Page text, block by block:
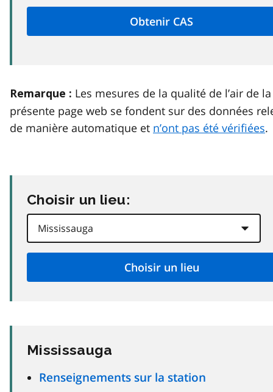
Remarque : Les mesures de la qualité de l’air de la
présente page web se fondent sur des données
de manière automatique et n’ont pas été vérifiées.
Choisir un lieu:
Mississauga
Renseignements sur la station